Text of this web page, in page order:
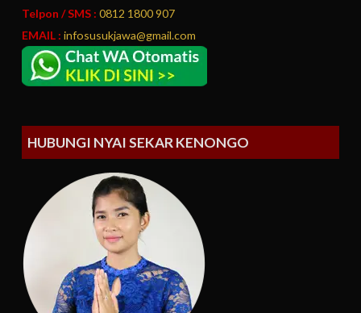
Telpon / SMS : 0812 1800 907
EMAIL : infosusukjawa@gmail.com
HUBUNGI NYAI SEKAR KENONGO